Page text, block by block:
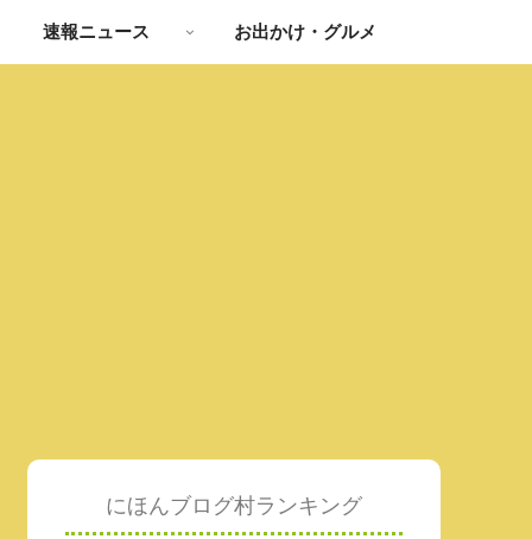
速報ニュース お出かけ・グルメ
にほんブログ村ランキング